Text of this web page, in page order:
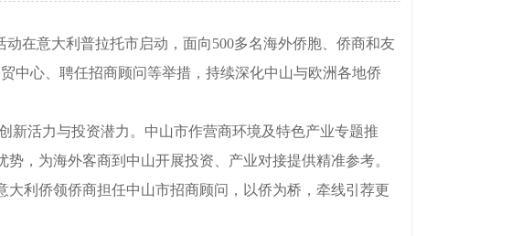
在意大利普拉托市启动，面向500多名海外侨胞、侨商和友
中心、聘任招商顾问等举措，持续深化中山与欧洲各地侨
活力与投资潜力。中山市作营商环境及特色产业专题推
，为海外客商到中山开展投资、产业对接提供精准参考。
利侨领侨商担任中山市招商顾问，以侨为桥，牵线引荐更